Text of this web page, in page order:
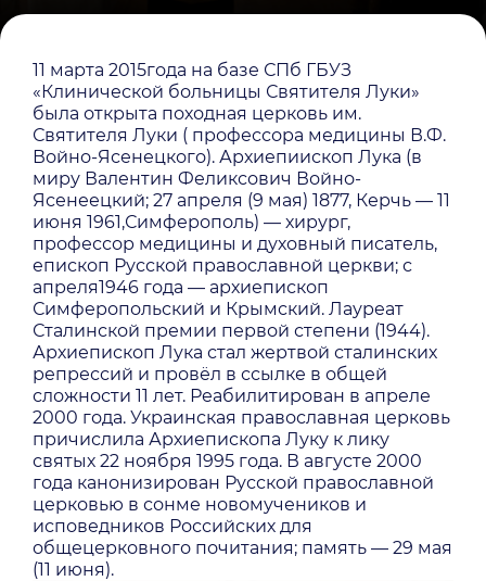
11 марта 2015года на базе СПб ГБУЗ
«Клинической больницы Святителя Луки»
была открыта походная церковь им.
Святителя Луки ( профессора медицины В.Ф.
Войно-Ясенецкого). Архиепиископ Лука (в
миру Валентин Феликсович Войно-
Ясенеецкий; 27 апреля (9 мая) 1877, Керчь — 11
июня 1961,Симферополь) — хирург,
профессор медицины и духовный писатель,
епископ Русской православной церкви; с
апреля1946 года — архиепископ
Симферопольский и Крымский. Лауреат
Сталинской премии первой степени (1944).
Архиепископ Лука стал жертвой сталинских
репрессий и провёл в ссылке в общей
сложности 11 лет. Реабилитирован в апреле
2000 года. Украинская православная церковь
причислила Архиепископа Луку к лику
святых 22 ноября 1995 года. В августе 2000
года канонизирован Русской православной
церковью в сонме новомучеников и
исповедников Российских для
общецерковного почитания; память — 29 мая
(11 июня).